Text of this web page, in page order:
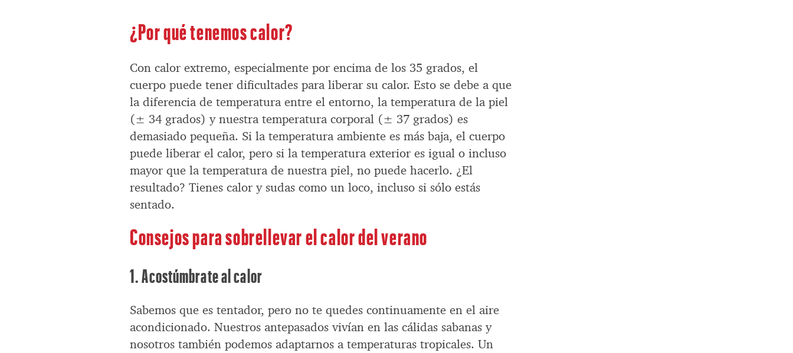
¿Por qué tenemos calor?
Con calor extremo, especialmente por encima de los 35 grados, el
cuerpo puede tener dificultades para liberar su calor. Esto se debe a que
la diferencia de temperatura entre el entorno, la temperatura de la piel
(± 34 grados) y nuestra temperatura corporal (± 37 grados) es
demasiado pequeña. Si la temperatura ambiente es más baja, el cuerpo
puede liberar el calor, pero si la temperatura exterior es igual o incluso
mayor que la temperatura de nuestra piel, no puede hacerlo. ¿El
resultado? Tienes calor y sudas como un loco, incluso si sólo estás
sentado.
Consejos para sobrellevar el calor del verano
1. Acostúmbrate al calor
Sabemos que es tentador, pero no te quedes continuamente en el aire
acondicionado. Nuestros antepasados vivían en las cálidas sabanas y
nosotros también podemos adaptarnos a temperaturas tropicales. Un